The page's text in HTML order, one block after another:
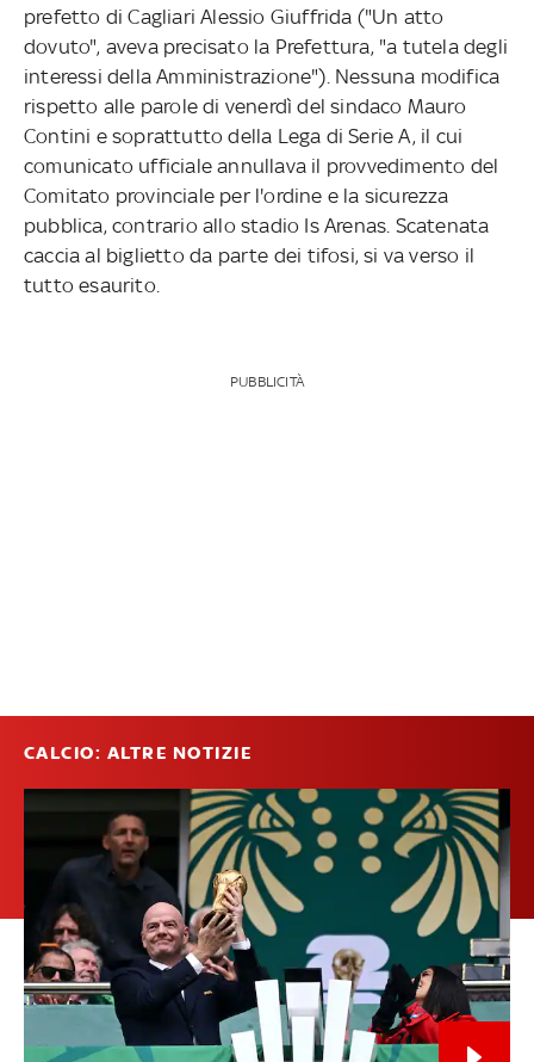
prefetto di Cagliari Alessio Giuffrida ("Un atto
dovuto", aveva precisato la Prefettura, "a tutela degli
interessi della Amministrazione"). Nessuna modifica
rispetto alle parole di venerdì del sindaco Mauro
Contini e soprattutto della Lega di Serie A, il cui
comunicato ufficiale annullava il provvedimento del
Comitato provinciale per l'ordine e la sicurezza
pubblica, contrario allo stadio Is Arenas. Scatenata
caccia al biglietto da parte dei tifosi, si va verso il
tutto esaurito.
PUBBLICITÀ
CALCIO: ALTRE NOTIZIE